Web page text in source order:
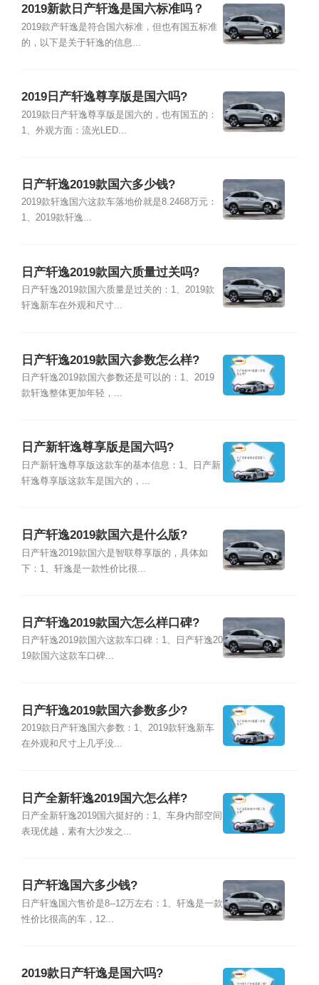
2019新款日产轩逸是国六标准吗？
2019款产轩逸是符合国六标准，但也有国五标准
的，以下是关于轩逸的信息...
2019日产轩逸尊享版是国六吗?
2019款日产轩逸尊享版是国六的，也有国五的：
1、外观方面：流光LED...
日产轩逸2019款国六多少钱?
2019款轩逸国六这款车落地价就是8.2468万元：
1、2019款轩逸...
日产轩逸2019款国六质量过关吗?
日产轩逸2019款国六质量是过关的：1、2019款
轩逸新车在外观和尺寸...
日产轩逸2019款国六参数怎么样?
日产轩逸2019款国六参数还是可以的：1、2019
款轩逸整体更加年轻，...
日产新轩逸尊享版是国六吗?
日产新轩逸尊享版这款车的基本信息：1、日产新
轩逸尊享版这款车是国六的，...
日产轩逸2019款国六是什么版?
日产轩逸2019款国六是智联尊享版的，具体如
下：1、轩逸是一款性价比很...
日产轩逸2019款国六怎么样口碑?
日产轩逸2019款国六这款车口碑：1、日产轩逸20
19款国六这款车口碑...
日产轩逸2019款国六参数多少?
2019款日产轩逸国六参数：1、2019款轩逸新车
在外观和尺寸上几乎没...
日产全新轩逸2019国六怎么样?
日产全新轩逸2019国六挺好的：1、车身内部空间
表现优越，素有大沙发之...
日产轩逸国六多少钱?
日产轩逸国六售价是8--12万左右：1、轩逸是一款
性价比很高的车，12...
2019款日产轩逸是国六吗?